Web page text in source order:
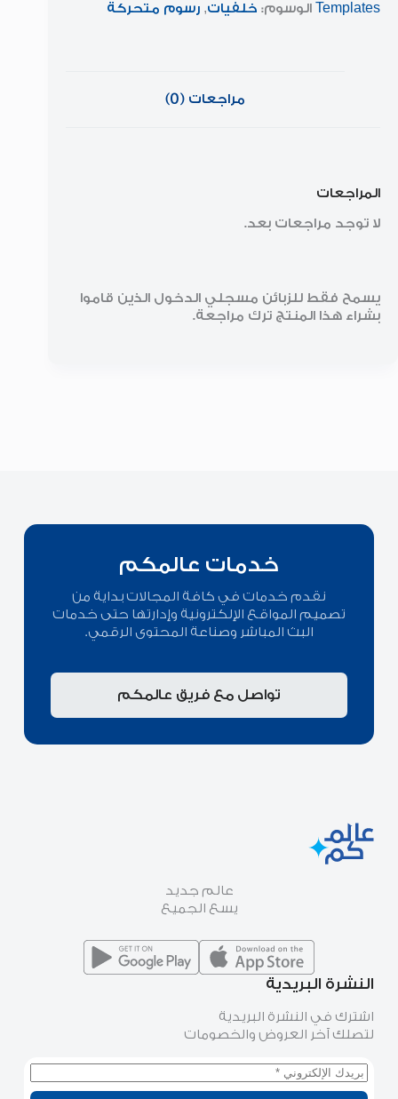
Templates الوسوم: خلفيات, رسوم متحركة
مراجعات (0)
المراجعات
لا توجد مراجعات بعد.
يسمح فقط للزبائن مسجلي الدخول الذين قاموا
بشراء هذا المنتج ترك مراجعة.
خدمات عالمكم
نقدم خدمات في كافة المجالات بداية من
تصميم المواقع الإلكترونية وإدارتها حتى خدمات
البث المباشر وصناعة المحتوى الرقمي.
تواصل مع فريق عالمكم
عالم جديد
يسع الجميع
النشرة البريدية
اشترك في النشرة البريدية
لتصلك آخر العروض والخصومات